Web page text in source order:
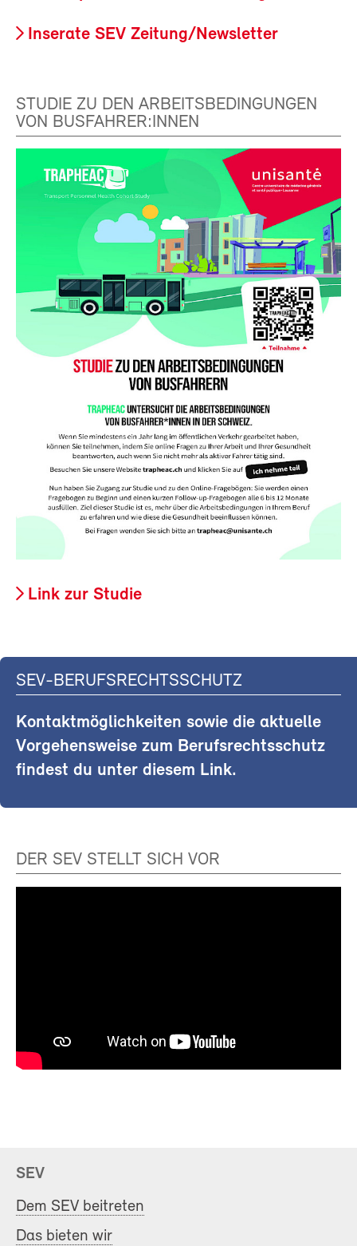
Inserate SEV Zeitung/Newsletter
STUDIE ZU DEN ARBEITSBEDINGUNGEN
VON BUSFAHRER:INNEN
Link zur Studie
SEV-BERUFSRECHTSSCHUTZ
Kontaktmöglichkeiten sowie die aktuelle
Vorgehensweise zum Berufsrechtsschutz
findest du unter diesem Link.
DER SEV STELLT SICH VOR
SEV
Dem SEV beitreten
Das bieten wir